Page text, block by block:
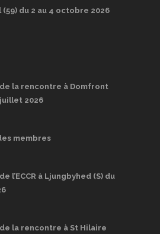
du 2 au 4 octobre 2026
la rencontre à Domfront
juillet 2026
membres
l’ECCR à Ljungbyhed (S) du
la rencontre à St Hilaire